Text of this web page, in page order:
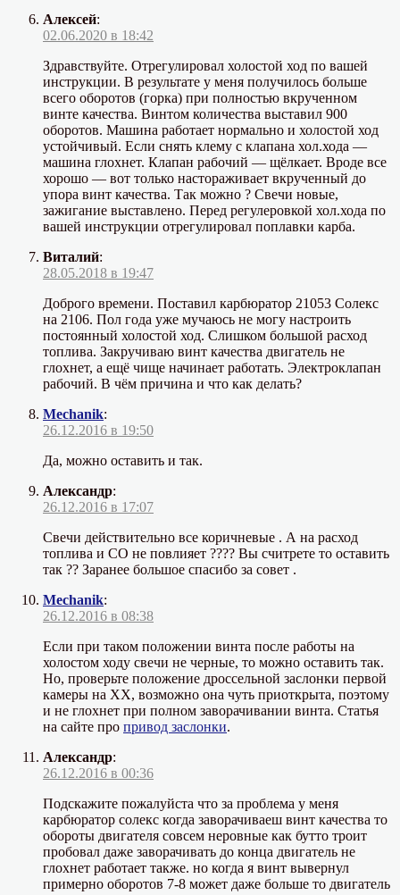
Алексей:
02.06.2020 в 18:42
Здравствуйте. Отрегулировал холостой ход по вашей
инструкции. В результате у меня получилось больше
всего оборотов (горка) при полностью вкрученном
винте качества. Винтом количества выставил 900
оборотов. Машина работает нормально и холостой ход
устойчивый. Если снять клему с клапана хол.хода —
машина глохнет. Клапан рабочий — щёлкает. Вроде все
хорошо — вот только настораживает вкрученный до
упора винт качества. Так можно ? Свечи новые,
зажигание выставлено. Перед регулеровкой хол.хода по
вашей инструкции отрегулировал поплавки карба.
Виталий:
28.05.2018 в 19:47
Доброго времени. Поставил карбюратор 21053 Солекс
на 2106. Пол года уже мучаюсь не могу настроить
постоянный холостой ход. Слишком большой расход
топлива. Закручиваю винт качества двигатель не
глохнет, а ещё чище начинает работать. Электроклапан
рабочий. В чём причина и что как делать?
Mechanik:
26.12.2016 в 19:50
Да, можно оставить и так.
Александр:
26.12.2016 в 17:07
Свечи действительно все коричневые . А на расход
топлива и СО не повлияет ???? Вы считрете то оставить
так ?? Заранее большое спасибо за совет .
Mechanik:
26.12.2016 в 08:38
Если при таком положении винта после работы на
холостом ходу свечи не черные, то можно оставить так.
Но, проверьте положение дроссельной заслонки первой
камеры на ХХ, возможно она чуть приоткрыта, поэтому
и не глохнет при полном заворачивании винта. Статья
на сайте про привод заслонки.
Александр:
26.12.2016 в 00:36
Подскажите пожалуйста что за проблема у меня
карбюратор солекс когда заворачиваеш винт качества то
обороты двигателя совсем неровные как бутто троит
пробовал даже заворачивать до конца двигатель не
глохнет работает также. но когда я винт вывернул
примерно оборотов 7-8 может даже больше то двигатель